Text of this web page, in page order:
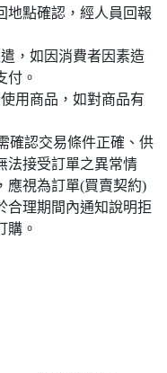
地點確認，經人員回報
，如因消費者因素造
付。
用商品，如對商品有
確認交易條件正確、供
法接受訂單之異常情
應視為訂單(買賣契約)
合理期間內通知說明拒
購。